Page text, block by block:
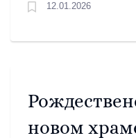
сильный мороз с
12.01.2026
новом